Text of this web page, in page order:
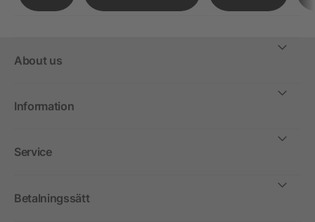
About us
Information
Service
Betalningssätt